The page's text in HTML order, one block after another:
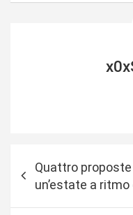
Quattro
un’estate a